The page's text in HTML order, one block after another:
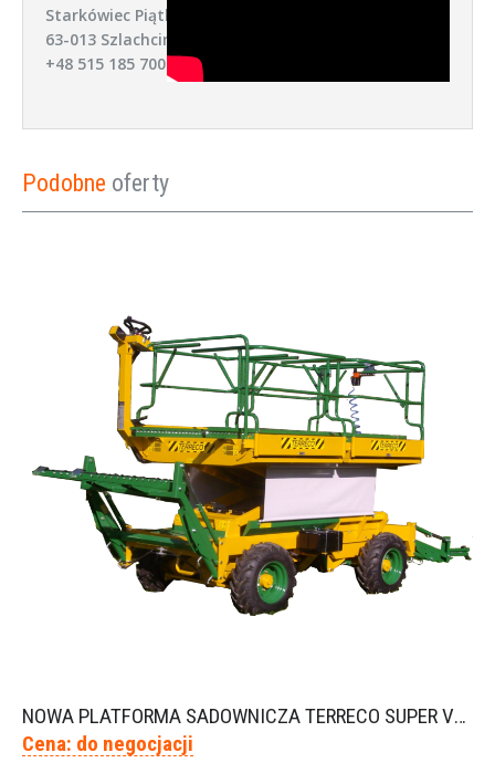
Starkówiec Piątkowski 52,
63-013 Szlachcin
+48 515 185 700
Podobne oferty
NOWA PLATFORMA SADOWNICZA TERRECO SUPER VENETIE
Cena: do negocjacji